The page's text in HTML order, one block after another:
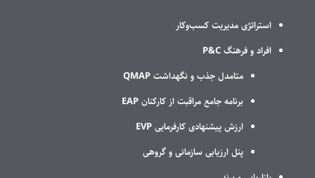
استراتژی مدیریت کسب‌وکار
افراد و فرهنگ P&C
متامدل جذب و نگهداشت QMAP
برنامه جامع مراقبت از کارکنان EAP
ارزش پیشنهادی کارفرمایی EVP
پنل ارزیابی سازمانی و گروهی